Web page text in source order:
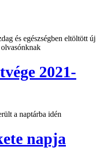
és egészségben eltöltött új
2021-
a naptárba idén
napja